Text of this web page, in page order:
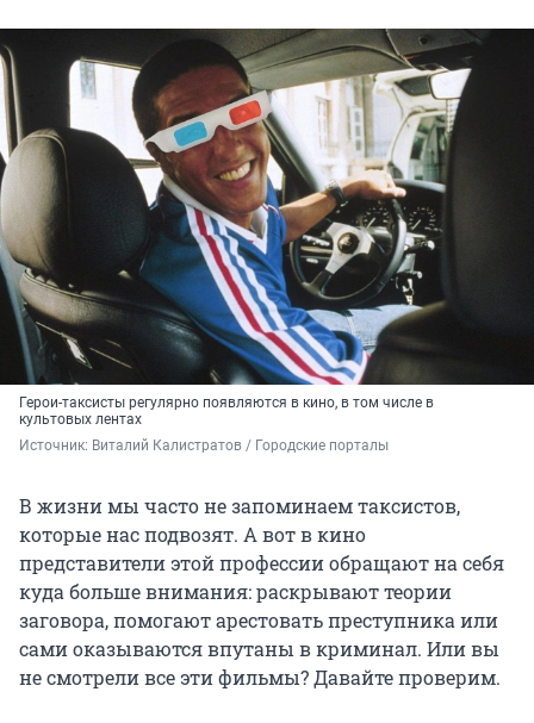
Герои-таксисты регулярно появляются в кино, в том числе в
культовых лентах
Источник: Виталий Калистратов / Городские порталы
В жизни мы часто не запоминаем таксистов,
которые нас подвозят. А вот в кино
представители этой профессии обращают на себя
куда больше внимания: раскрывают теории
заговора, помогают арестовать преступника или
сами оказываются впутаны в криминал. Или вы
не смотрели все эти фильмы? Давайте проверим.